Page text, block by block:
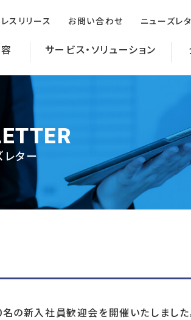
スリリース お問い合わせ ニューズレ
サービス・ソリューション
レター
の新入社員歓迎会を開催いたしました